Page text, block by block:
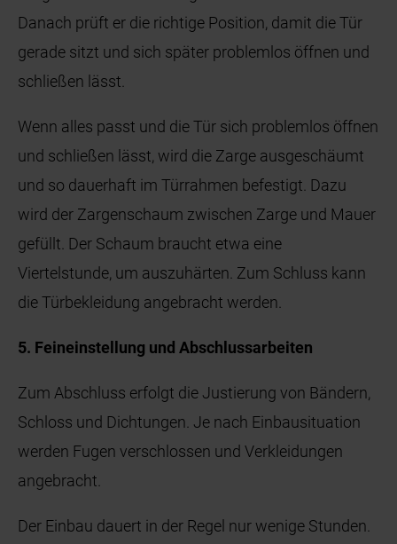
Danach prüft er die richtige Position, damit die Tür
gerade sitzt und sich später problemlos öffnen und
schließen lässt.
Wenn alles passt und die Tür sich problemlos öffnen
und schließen lässt, wird die Zarge ausgeschäumt
und so dauerhaft im Türrahmen befestigt. Dazu
wird der Zargenschaum zwischen Zarge und Mauer
gefüllt. Der Schaum braucht etwa eine
Viertelstunde, um auszuhärten. Zum Schluss kann
die Türbekleidung angebracht werden.
5. Feineinstellung und Abschlussarbeiten
Zum Abschluss erfolgt die Justierung von Bändern,
Schloss und Dichtungen. Je nach Einbausituation
werden Fugen verschlossen und Verkleidungen
angebracht.
Der Einbau dauert in der Regel nur wenige Stunden.